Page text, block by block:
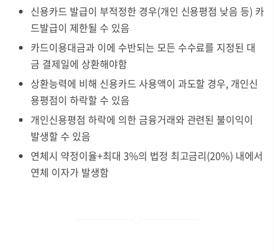
신용카드 발급이 부적정한 경우(개인 신용평점 낮음 등) 카
드발급이 제한될 수 있음
카드이용대금과 이에 수반되는 모든 수수료를 지정된 대
금 결제일에 상환해야함
상환능력에 비해 신용카드 사용액이 과도할 경우, 개인신
용평점이 하락할 수 있음
개인신용평점 하락에 의한 금융거래와 관련된 불이익이
발생할 수 있음
연체시 약정이율+최대 3%의 법정 최고금리(20%) 내에서
연체 이자가 발생함